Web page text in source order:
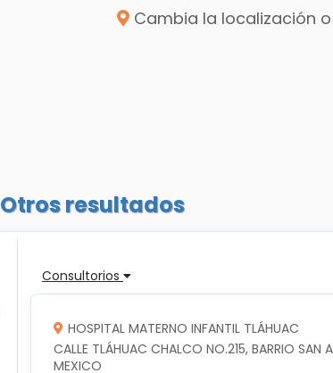
Cambia la localización
Otros resultados
Consultorios
HOSPITAL MATERNO INFANTIL TLÁHUAC
CALLE TLÁHUAC CHALCO NO.215, BARRIO SAN
MEXICO